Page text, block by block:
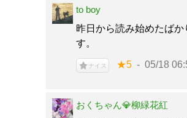
to boy
昨日から読み始めたば
す。
ナイス ★5 05/18
おくちゃん💎柳緑花紅